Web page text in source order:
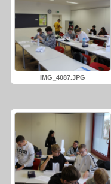
IMG_4087.JPG